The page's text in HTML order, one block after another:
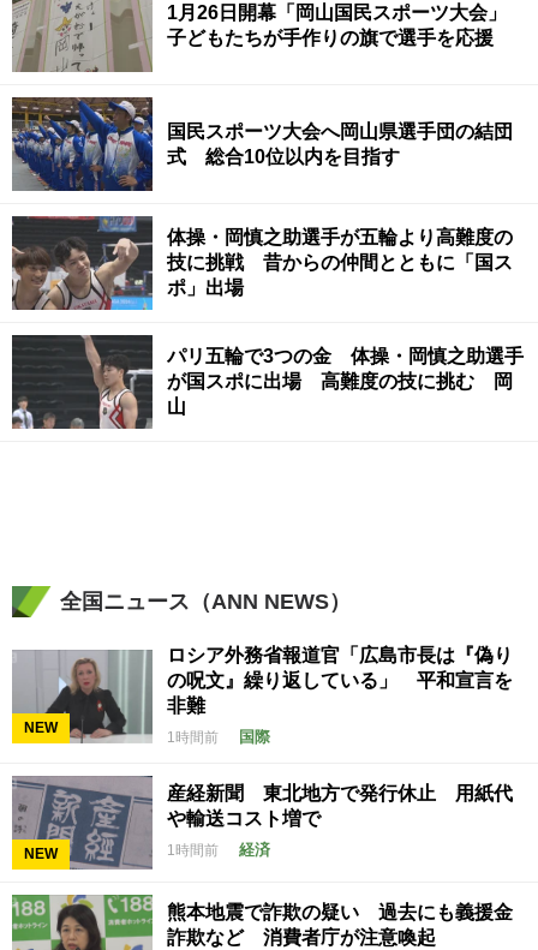
1月26日開幕「岡山国民スポーツ大会」
子どもたちが手作りの旗で選手を応援
国民スポーツ大会へ岡山県選手団の結団
式 総合10位以内を目指す
体操・岡慎之助選手が五輪より高難度の
技に挑戦 昔からの仲間とともに「国ス
ポ」出場
パリ五輪で3つの金 体操・岡慎之助選手
が国スポに出場 高難度の技に挑む 岡
山
全国ニュース（ANN NEWS）
NEW
ロシア外務省報道官「広島市長は『偽り
の呪文』繰り返している」 平和宣言を
非難
1時間前 国際
NEW
産経新聞 東北地方で発行休止 用紙代
や輸送コスト増で
1時間前 経済
熊本地震で詐欺の疑い 過去にも義援金
詐欺など 消費者庁が注意喚起